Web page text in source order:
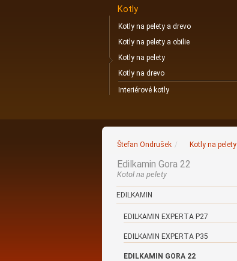
Kotly
Kotly na pelety a drevo
Kotly na pelety a obilie
Kotly na pelety
Kotly na drevo
Interiérové kotly
Edilkamin Gora 22
Kotol na pelety
EDILKAMIN
EDILKAMIN EXPERTA P27
EDILKAMIN EXPERTA P35
EDILKAMIN GORA 22
Štefan Ondrušek / Kotly na pelety